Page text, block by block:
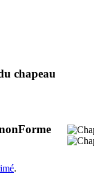
chapeau
Forme
.